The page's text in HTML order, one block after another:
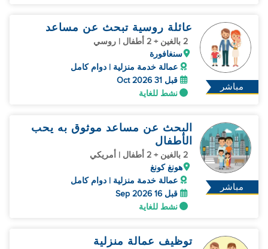
مباشر
عائلة روسية تبحث عن مساعد
2 بالغين + 2 أطفال | روسي
سنغافورة
عمالة خدمة منزلية | دوام كامل
قبل 31 Oct 2026
نشط للغاية
مباشر
البحث عن مساعد موثوق به يحب
الأطفال
2 بالغين + 2 أطفال | أمريكي
هونغ كونغ
عمالة خدمة منزلية | دوام كامل
قبل 16 Sep 2026
نشط للغاية
توظيف عمالة منزلية